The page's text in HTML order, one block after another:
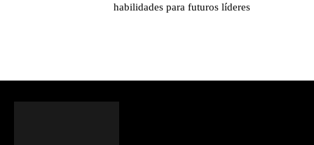
habilidades para futuros líderes